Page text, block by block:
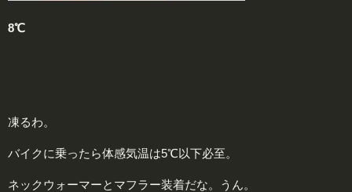
8℃
凍るわ。
バイクに乗ったら体感気温は5℃以下必至。
ネックウォーマーとマフラー装着だな。うん。